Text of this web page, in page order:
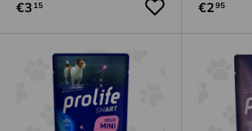
€3 15 €295